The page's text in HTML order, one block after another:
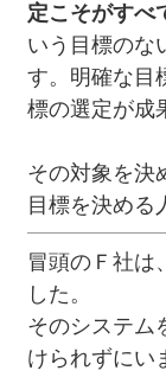
定こそがすべ
いう目標のな
す。明確な目
標の選定が成
その対象を決
目標を決める
冒頭のＦ社は
した。
そのシステム
けられずにい